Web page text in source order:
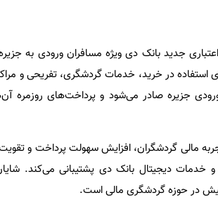
جدید بانک دی ویژه مسافران ورودی به
را برای استفاده در خرید، خدمات گردشگری، تفریحی و
جزیره صادر می‌شود و پرداخت‌های روزمره
مالی گردشگران، افزایش سهولت پرداخت و
و خدمات دیجیتال بانک دی پشتیبانی می‌کند.
در حوزه گردشگری مالی است.